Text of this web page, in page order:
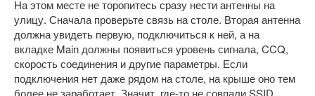
На этом месте не торопитесь сразу нести антенны на
улицу. Сначала проверьте связь на столе. Вторая антенна
должна увидеть первую, подключиться к ней, а на
вкладке Main должны появиться уровень сигнала, CCQ,
скорость соединения и другие параметры. Если
подключения нет даже рядом на столе, на крыше оно тем
более не заработает. Значит, где-то не совпали SSID,